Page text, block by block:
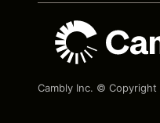
Cambly Inc. © Copyright